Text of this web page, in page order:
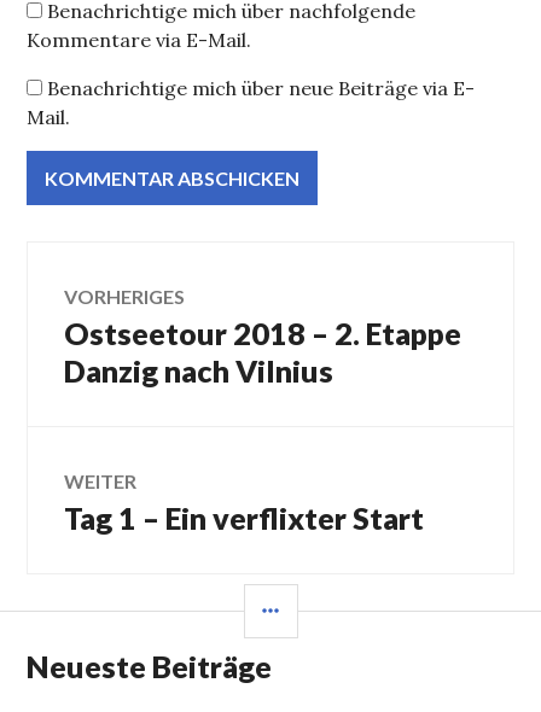
Benachrichtige mich über nachfolgende
Kommentare via E-Mail.
Benachrichtige mich über neue Beiträge via E-
Mail.
Beitragsnavigation
VORHERIGES
Vorheriger
Beitrag:
Ostseetour 2018 – 2. Etappe
Danzig nach Vilnius
WEITER
Nächster
Beitrag:
Tag 1 – Ein verflixter Start
Neueste Beiträge